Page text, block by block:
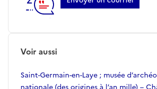
Voir aussi
Saint-Germain-en-Laye ; musée